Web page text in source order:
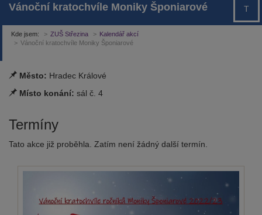
Vánoční kratochvíle Moniky Šponiarové T
Kde jsem: ZUŠ Střezina
Kalendář akcí
Vánoční kratochvíle Moniky Šponiarové
Město: Hradec Králové
Místo konání: sál č. 4
Termíny
Tato akce již proběhla. Zatím není žádný další termín.